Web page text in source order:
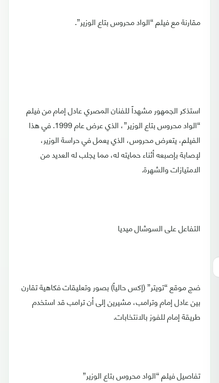
مقارنة مع فيلم “الواد محروس بتاع الوزير”.
استذكر الجمهور مشهداً للفنان المصري عادل إمام من فيلم
“الواد محروس بتاع الوزير”، الذي عرض عام 1999. في هذا
الفيلم، يتعرض محروس، الذي يعمل في حراسة الوزير،
لإصابة بإصبعه أثناء حمايته له، مما يجلب له العديد من
الامتيازات والشهرة.
التفاعل على السوشال ميديا
ضج موقع “تويتر” (إكس حالياً) بصور وتعليقات فكاهية تقارن
بين عادل إمام وترامب، مشيرين إلى أن ترامب قد استخدم
طريقة إمام للفوز بالانتخابات.
تفاصيل فيلم “الواد محروس بتاع الوزير”